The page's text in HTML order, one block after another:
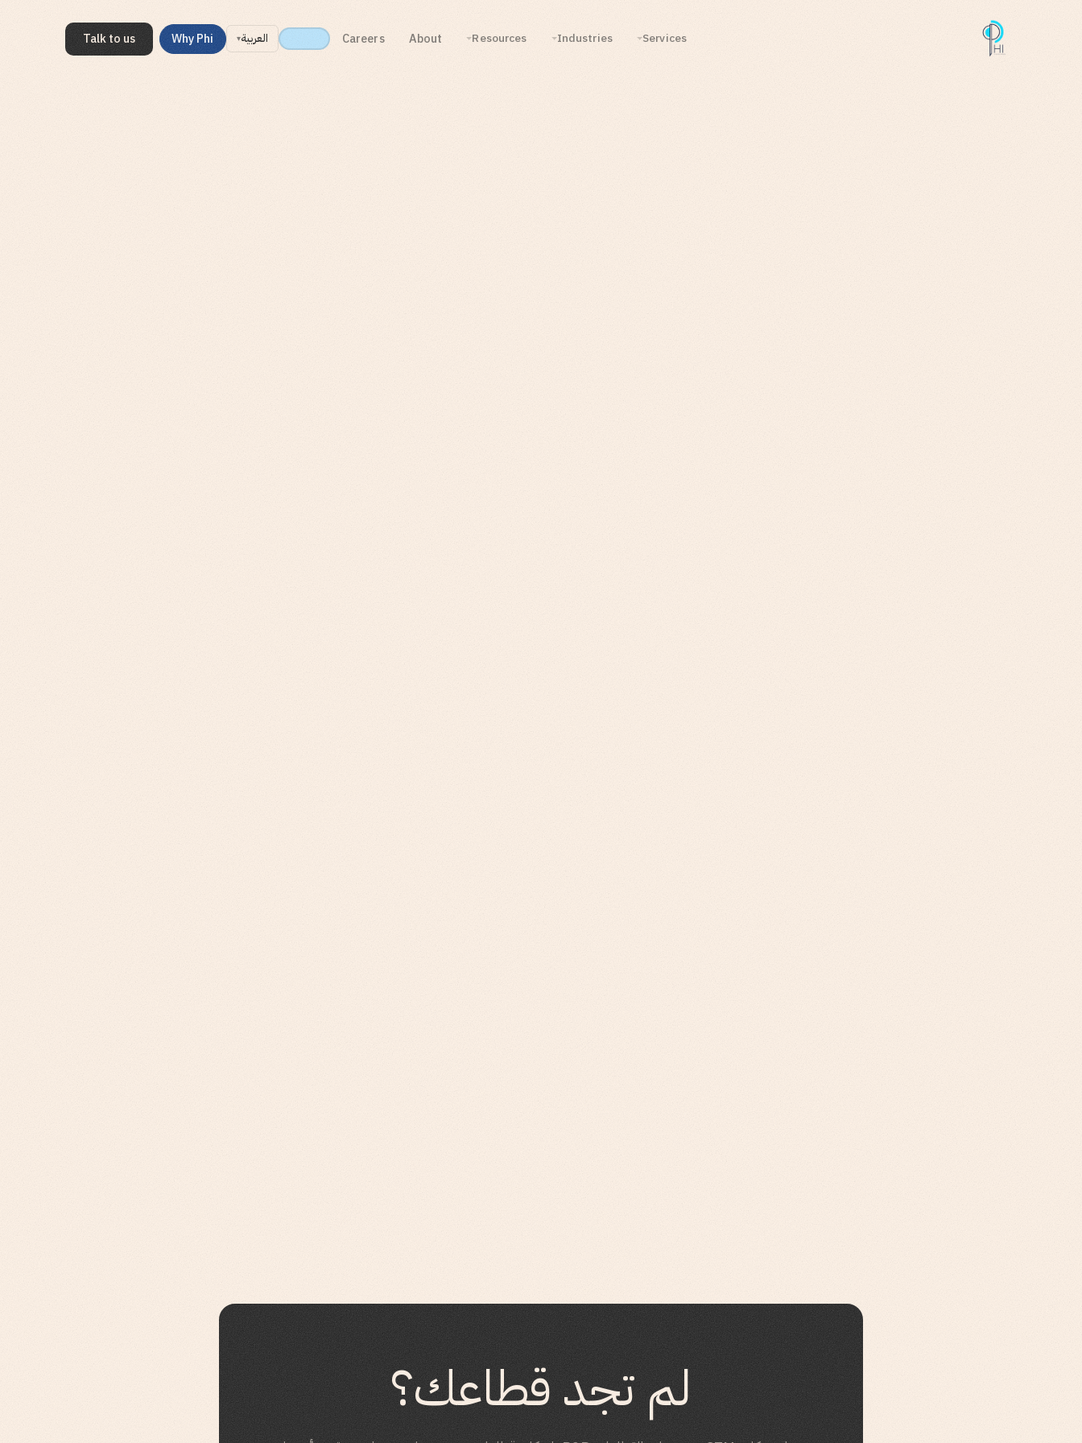
Services
Industries
Resources
About
Careers العربية▾
Why Phi
Talk to us
لم تجد قطاعك؟